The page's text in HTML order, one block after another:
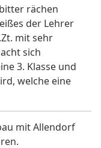
rächen
der Lehrer
mit sehr
sich
3. Klasse und
welche eine
mit Allendorf